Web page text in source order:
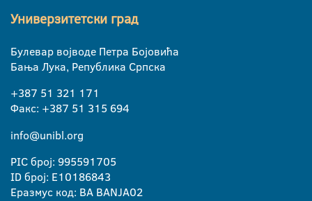
Универзитетски град
Булевар војводе Петра Бојовића
Бања Лука, Република Српска
+387 51 321 171
Факс: +387 51 315 694
info@unibl.org
PIC број: 995591705
ID број: E10186843
Еразмус код: BA BANJA02